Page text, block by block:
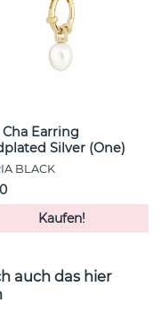
Cha Earring
Silver (One)
BLACK
Kaufen!
auch das hier